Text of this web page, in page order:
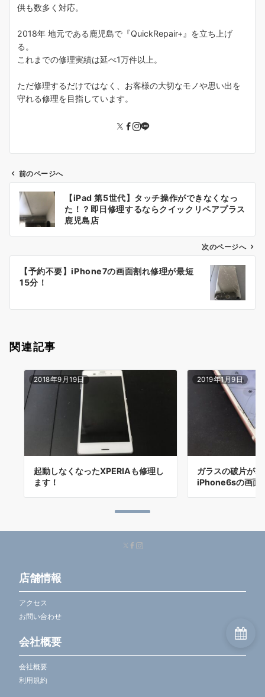
供も数多く対応。
2018年 地元である鹿児島で『QuickRepair+』を立ち上げ
る。
これまでの修理実績は延べ1万件以上。
ただ修理するだけではなく、お客様の大切なモノや思い出を
守れる修理を目指しています。
ン
前のページへ
【iPad 第5世代】タッチ操作ができなくなっ
た！？即日修理するならクイックリペアプラス
鹿児島店
次のページへ
【予約不要】iPhone7の画面割れ修理が最短
15分！
関連記事
2018年9月19日
起動しなくなったXPERIAも修理し
ます！
2019年1月9日
ガラスの破片が
iPhone6sの画面
店舗情報
アクセス
お問い合わせ
会社概要
会社概要
利用規約